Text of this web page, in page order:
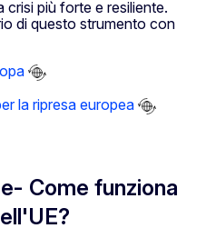
crisi più forte e resiliente.
di questo strumento con
la ripresa europea
Come funziona